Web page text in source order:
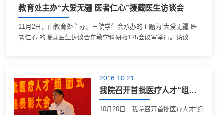
教育处主办“大爱无疆 医者仁心”援藏医生访谈会
11月2日，由教育处主办、三院学生会承办的主题为“大爱无疆 医
者仁心”的援藏医生访谈会在教学科研楼125会议室举行。访谈会
2016.10.21
我院召开首批医疗人才“组团式”援藏工作总结表彰大会
10月20日，我院召开首批医疗人才“组